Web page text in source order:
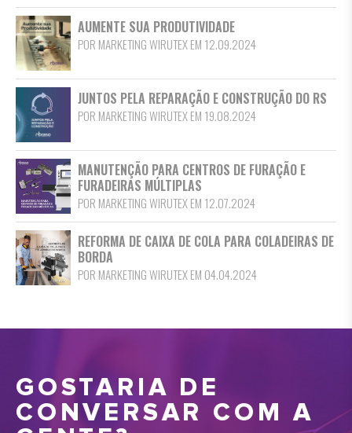
AUMENTE SUA PRODUTIVIDADE
POR MARKETING WIRUTEX EM 12.09.2024
JUNTOS PELA REPARAÇÃO E CONSTRUÇÃO DO RS
POR MARKETING WIRUTEX EM 19.08.2024
MANUTENÇÃO PARA CENTROS DE FURAÇÃO E
FURADEIRAS MÚLTIPLAS
POR MARKETING WIRUTEX EM 12.07.2024
REFORMA DE CAIXA DE COLA PARA COLADEIRAS DE
BORDA
POR MARKETING WIRUTEX EM 04.04.2024
GOSTARIA DE
CONVERSAR COM A